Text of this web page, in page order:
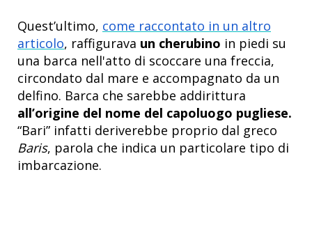
Quest’ultimo, come raccontato in un altro
articolo, raffigurava un cherubino in piedi su
una barca nell'atto di scoccare una freccia,
circondato dal mare e accompagnato da un
delfino. Barca che sarebbe addirittura
all’origine del nome del capoluogo pugliese.
“Bari” infatti deriverebbe proprio dal greco
Baris, parola che indica un particolare tipo di
imbarcazione.